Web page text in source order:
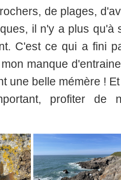
de plages,
il n'y a plus qu'à
C'est ce qui a fini
manque
une belle mémère !
profiter de